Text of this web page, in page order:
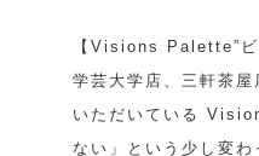
【Visions Palette”ビ
学芸大学店、三軒茶
いただいている
ない」という少し変